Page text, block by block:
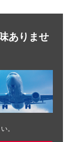
ありませ
。